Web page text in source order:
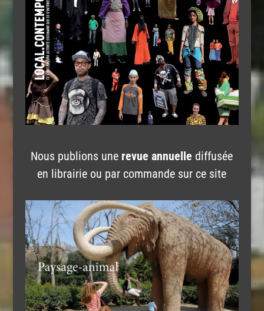
Nous publions une revue annuelle diffusée
en librairie ou par commande sur ce site